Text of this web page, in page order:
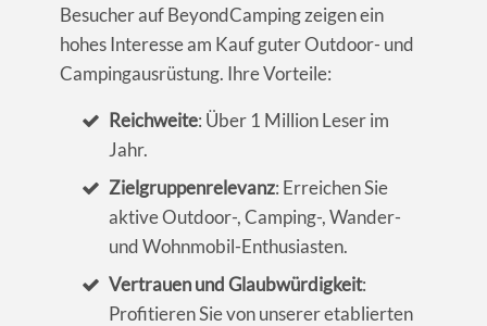
Besucher auf BeyondCamping zeigen ein
hohes Interesse am Kauf guter Outdoor- und
Campingausrüstung. Ihre Vorteile:
Reichweite: Über 1 Million Leser im
Jahr.
Zielgruppenrelevanz: Erreichen Sie
aktive Outdoor-, Camping-, Wander-
und Wohnmobil-Enthusiasten.
Vertrauen und Glaubwürdigkeit:
Profitieren Sie von unserer etablierten